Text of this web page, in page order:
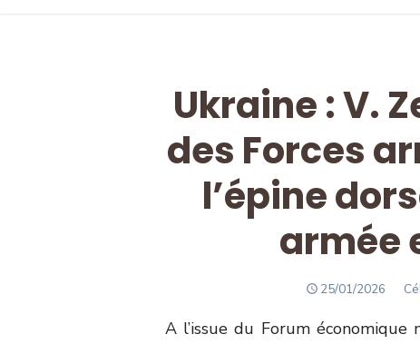
Ukraine : V.
des Forces
l’épine
armée
POSTED
25/01/2026
A l’issue du Forum